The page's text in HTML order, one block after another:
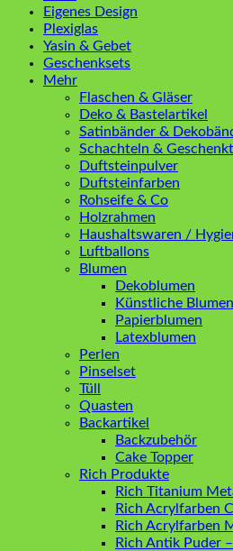
Eigenes Design
Plexiglas
Yasin & Gebet
Geschenksets
Mehr
Flaschen & Gläser
Deko & Bastelartikel
Satinbänder &
Schachteln &
Duftsteinpulver
Duftsteinfarben
Rohseife & Co
Holzrahmen
Haushaltswaren /
Luftballons
Blumen
Dekoblumen
Künstliche Blumen
Papierblumen
Latexblumen
Perlen
Pinselset
Tüll
Quasten
Backartikel
Backzubehör
Cake Topper
Rich Produkte
Rich Titanium
Rich Acrylfarben
Rich Acrylfarben
Rich Antik Puder